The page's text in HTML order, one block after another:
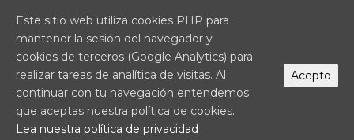
Este sitio web utiliza cookies PHP para
mantener la sesión del navegador y
cookies de terceros (Google Analytics) para
realizar tareas de analítica de visitas. Al
continuar con tu navegación entendemos
que aceptas nuestra política de cookies.
Lea nuestra política de privacidad
Acepto